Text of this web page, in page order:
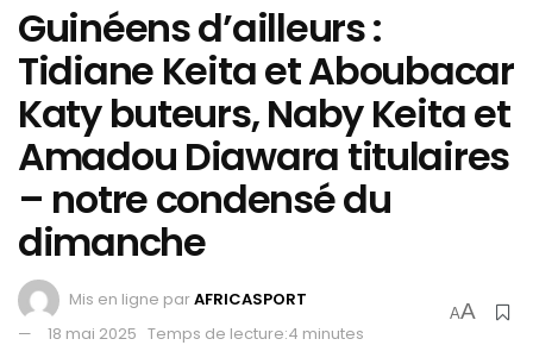
Guinéens d’ailleurs :
Tidiane Keita et Aboubacar
Katy buteurs, Naby Keita et
Amadou Diawara titulaires
– notre condensé du
dimanche
Mis en ligne parAFRICASPORT
18 mai 2025 Temps de lecture:4 minutes
AA